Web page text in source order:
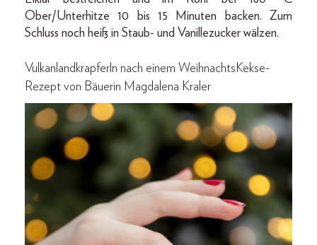
Ober­/Unterhitze 10 bis 15 Minuten backen. Zum
Schluss noch heiß in Staub-­ und Vanillezucker wälzen.
Vulkanlandkrapferln nach einem WeihnachtsKekse-
Rezept von Bäuerin Magdalena Kraler